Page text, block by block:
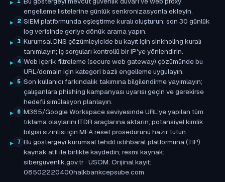
engelleme listelerine günlük senkronizasyonla ekleyin.
2 SIEM platformunda eşleştirme kuralı oluşturun; son 30 günlük
log verisinde geriye dönük arama yapın.
3 Kurumsal DNS çözümleyicide bu kayıt için sinkholing kuralı
tanımlayın; iç sorguları kontrollü bir IP'ye yönlendirin.
4 Web içerik filtreleme (secure web gateway) çözümünde bu
URL/domain için kategori bazlı engelleme uygulayın.
5 Son kullanıcı farkındalık takımına bilgilendirme yayımlayın;
çalışanlara phishing kampanyası uyarısı geçin ve gerekirse
hedefli simülasyon planlayın.
6 M365/Google Workspace seviyesinde URL'ye yapılan tüm
tıklama olaylarını ITDR araçlarına aktarın; potansiyel kimlik
bilgisi sızıntısı için MFA reset prosedürünü hazır tutun.
7 Bu göstergeyi kurumsal tehdit istihbarat platformuna (TIP)
kaynak atfı ile birlikte kaydedin; resmi kaynak:
siberguvenlik.gov.tr · USOM. Orijinal kayıt:
08502220400halkbankcepsube.com